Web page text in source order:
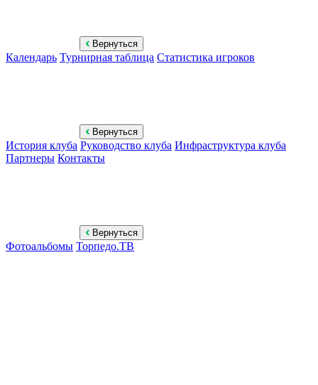
Вернуться
Календарь Турнирная таблица Статистика игроков
Вернуться
История клуба Руководство клуба Инфраструктура клуба
Партнеры Контакты
Вернуться
Фотоальбомы Торпедо.ТВ